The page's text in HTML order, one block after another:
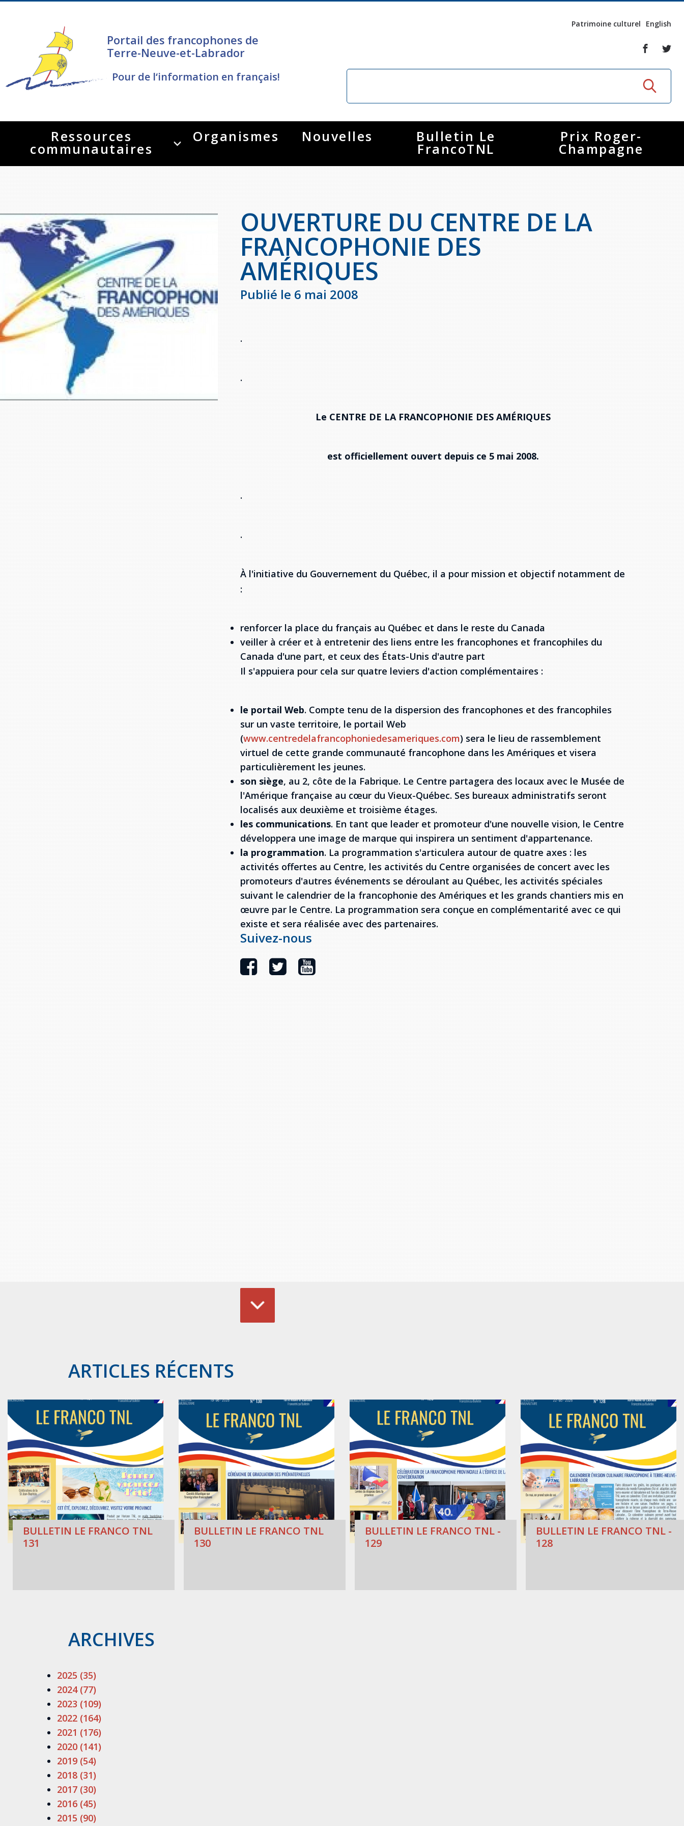
Portail des francophones de
Terre-Neuve-et-Labrador
Pour de l‘information en français!
Patrimoine culturel English
Ressources
communautaires
Organismes Nouvelles Bulletin Le
FrancoTNL
Prix Roger-
Champagne
OUVERTURE DU CENTRE DE LA
FRANCOPHONIE DES
AMÉRIQUES
Publié le 6 mai 2008
.
.
Le CENTRE DE LA FRANCOPHONIE DES AMÉRIQUES
est officiellement ouvert depuis ce 5 mai 2008.
.
.
À l'initiative du Gouvernement du Québec, il a pour mission et objectif notamment de
:
renforcer la place du français au Québec et dans le reste du Canada
veiller à créer et à entretenir des liens entre les francophones et francophiles du
Canada d'une part, et ceux des États-Unis d'autre part
Il s'appuiera pour cela sur quatre leviers d'action complémentaires :
le portail Web. Compte tenu de la dispersion des francophones et des francophiles
sur un vaste territoire, le portail Web
(www.centredelafrancophoniedesameriques.com) sera le lieu de rassemblement
virtuel de cette grande communauté francophone dans les Amériques et visera
particulièrement les jeunes.
son siège, au 2, côte de la Fabrique. Le Centre partagera des locaux avec le Musée de
l'Amérique française au cœur du Vieux-Québec. Ses bureaux administratifs seront
localisés aux deuxième et troisième étages.
les communications. En tant que leader et promoteur d'une nouvelle vision, le Centre
développera une image de marque qui inspirera un sentiment d'appartenance.
la programmation. La programmation s'articulera autour de quatre axes : les
activités offertes au Centre, les activités du Centre organisées de concert avec les
promoteurs d'autres événements se déroulant au Québec, les activités spéciales
suivant le calendrier de la francophonie des Amériques et les grands chantiers mis en
œuvre par le Centre. La programmation sera conçue en complémentarité avec ce qui
existe et sera réalisée avec des partenaires.
Suivez-nous
ARTICLES RÉCENTS
BULLETIN LE FRANCO TNL
131
BULLETIN LE FRANCO TNL
130
BULLETIN LE FRANCO TNL -
129
BULLETIN LE FRANCO TNL -
128
ARCHIVES
2025 (35)
2024 (77)
2023 (109)
2022 (164)
2021 (176)
2020 (141)
2019 (54)
2018 (31)
2017 (30)
2016 (45)
2015 (90)